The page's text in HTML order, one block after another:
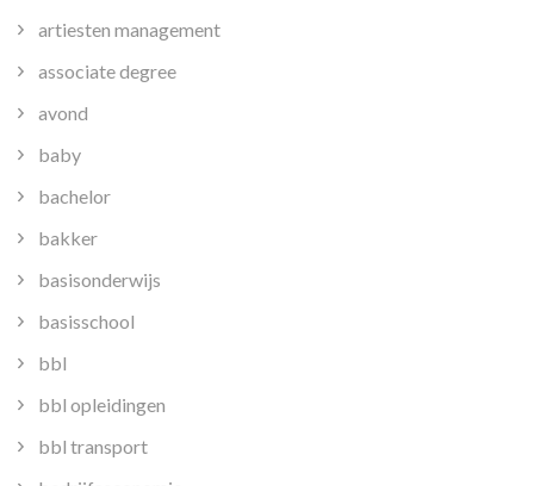
artiesten management
associate degree
avond
baby
bachelor
bakker
basisonderwijs
basisschool
bbl
bbl opleidingen
bbl transport